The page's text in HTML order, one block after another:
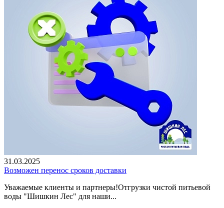
31.03.2025
Возможен перенос сроков доставки
Уважаемые клиенты и партнеры!Отгрузки чистой питьевой
воды "Шишкин Лес" для наши...